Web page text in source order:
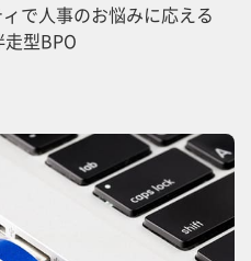
で人事のお悩みに応える
型BPO